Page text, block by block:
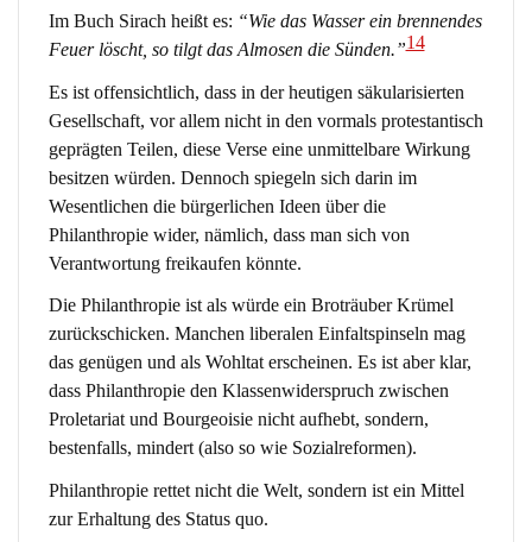
Im Buch Sirach heißt es: “Wie das Wasser ein brennendes
Feuer löscht, so tilgt das Almosen die Sünden.”14
Es ist offensichtlich, dass in der heutigen säkularisierten
Gesellschaft, vor allem nicht in den vormals protestantisch
geprägten Teilen, diese Verse eine unmittelbare Wirkung
besitzen würden. Dennoch spiegeln sich darin im
Wesentlichen die bürgerlichen Ideen über die
Philanthropie wider, nämlich, dass man sich von
Verantwortung freikaufen könnte.
Die Philanthropie ist als würde ein Broträuber Krümel
zurückschicken. Manchen liberalen Einfaltspinseln mag
das genügen und als Wohltat erscheinen. Es ist aber klar,
dass Philanthropie den Klassenwiderspruch zwischen
Proletariat und Bourgeoisie nicht aufhebt, sondern,
bestenfalls, mindert (also so wie Sozialreformen).
Philanthropie rettet nicht die Welt, sondern ist ein Mittel
zur Erhaltung des Status quo.